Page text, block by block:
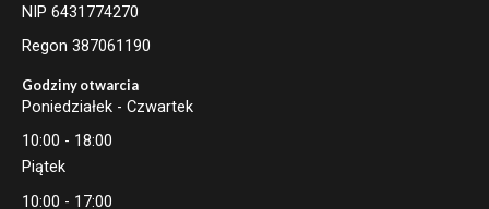
NIP 6431774270
Regon 387061190
Godziny otwarcia
Poniedziałek - Czwartek
10:00 - 18:00
Piątek
10:00 - 17:00